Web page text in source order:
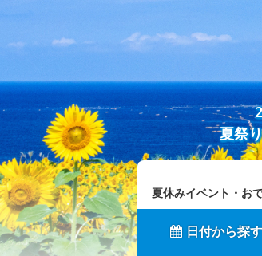
夏祭
夏休みイベント・お
日付から探す